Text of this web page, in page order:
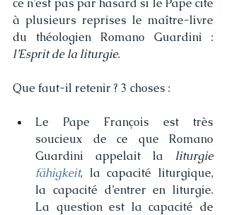
ce n’est pas par hasard si le Pape cite
à plusieurs reprises le maître-livre
l’Esprit de la liturgie.
Que faut-il retenir ? 3 choses :
Le Pape François est très
soucieux de ce que Romano
Guardini appelait la
liturgie
fähigkeit, la capacité liturgique,
la capacité d’entrer en liturgie.
La question est la capacité de